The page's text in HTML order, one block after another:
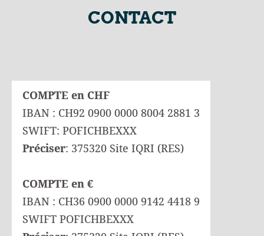
CONTACT
COMPTE en CHF
IBAN : CH92 0900 0000 8004 2881 3
SWIFT: POFICHBEXXX
Préciser: 375320 Site IQRI (RES)
COMPTE en €
IBAN : CH36 0900 0000 9142 4418 9
SWIFT POFICHBEXXX